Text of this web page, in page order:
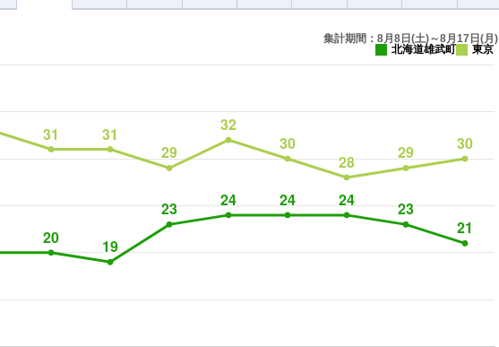
集計期間：8月8日(土)～8月17日(月)
北海道雄武町
東京